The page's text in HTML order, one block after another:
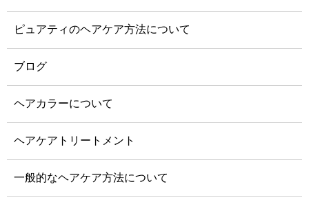
ピュアティのヘアケア方法について
ブログ
ヘアカラーについて
ヘアケアトリートメント
一般的なヘアケア方法について